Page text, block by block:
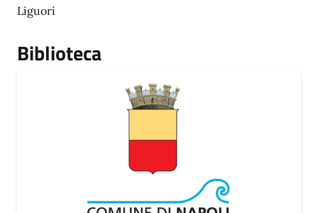
Liguori
Biblioteca